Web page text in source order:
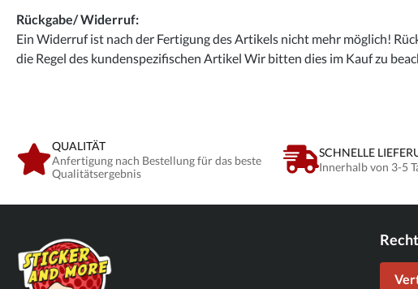
Rückgabe/ Widerruf:
Ein Widerruf ist nach der Fertigung des Artikels nicht mehr möglich!
die Regel des kundenspezifischen Artikel Wir bitten dies im Kauf zu
QUALITÄT
Anfertigung nach Bestellung für das beste
Qualitätsergebnis
SCHNELLE
Innerhalb von 3-5